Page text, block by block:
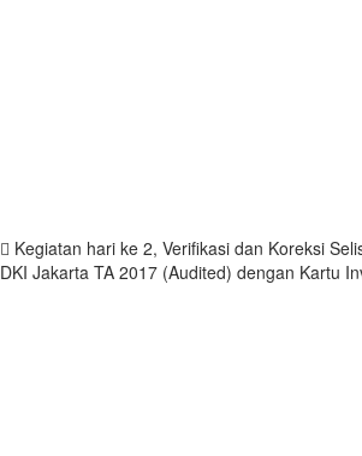
Kegiatan hari ke 2, Verifikasi dan Koreksi
DKI Jakarta TA 2017 (Audited) dengan Kartu